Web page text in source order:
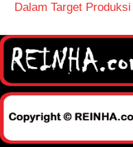
Dalam Target